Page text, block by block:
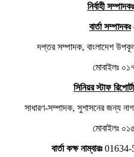
নির্বাহী সম্পাদকঃ
বার্তা সম্পাদকঃ
দপ্তর সম্পাদক, বাংলাদেশ
মোবাইলঃ
সিনিয়র স্টাফ
সাধারণ-সম্পাদক, সুশাসনের জন্য
মোবাইলঃ
বার্তা কক্ষ নাম্বারঃ01634-